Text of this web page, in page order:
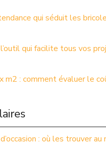
qui séduit les
qui facilite tous vos
m2 : comment évaluer le
: où les trouver au